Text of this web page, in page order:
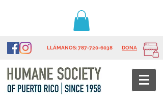
LLÁMANOS: 787-720-6038 DONA